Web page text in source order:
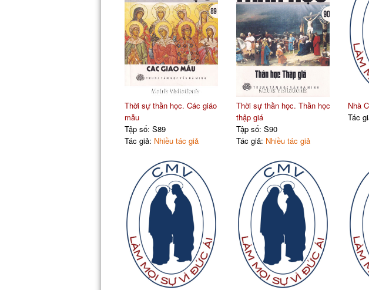
Thời sự thần học. Các giáo
mẫu
Tập số: S89
Tác giả: Nhiều tác giả
Thời sự thần học. Thần học
thập giá
Tập số: S90
Tác giả: Nhiều tác giả
Nhà
Tác